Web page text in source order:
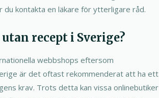
kontakta en läkare för ytterligare råd.
recept i Sverige?
webbshops eftersom
är det oftast rekommenderat att ha ett
krav. Trots detta kan vissa onlinebutiker